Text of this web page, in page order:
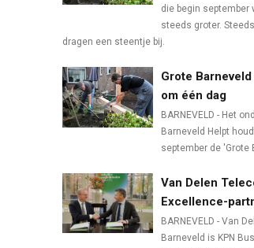
die begin september
steeds groter.
dragen een steentje bij.
Grote
om één dag
BARNEVELD - Het
Barneveld Helpt
september de 'Grote
Van Delen
Excellence-
BARNEVELD - Van
Barneveld is KPN